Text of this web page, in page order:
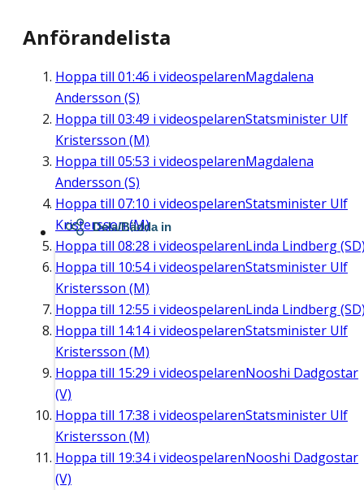
Anförandelista
Hoppa till 01:46 i videospelarenMagdalena
Andersson (S)
Hoppa till 03:49 i videospelarenStatsminister Ulf
Kristersson (M)
Hoppa till 05:53 i videospelarenMagdalena
Andersson (S)
Hoppa till 07:10 i videospelarenStatsminister Ulf
Kristersson (M)
Hoppa till 08:28 i videospelarenLinda Lindberg
Hoppa till 10:54i videospelarenStatsminister Ulf
Kristersson (M)
Hoppa till 12:55 i videospelarenLinda Lindberg
Hoppa till 14:14i videospelarenStatsminister Ulf
Kristersson (M)
Hoppa till 15:29 i videospelarenNooshi Dadgostar
(V)
Hoppa till 17:38 i videospelarenStatsminister Ulf
Kristersson (M)
Hoppa till 19:34i videospelarenNooshi Dadgostar
(V)
Dela/Bädda in